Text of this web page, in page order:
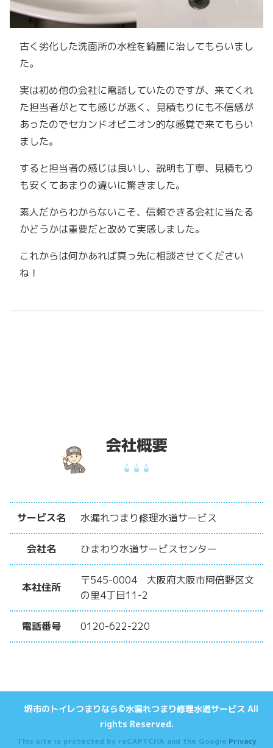
古く劣化した洗面所の水栓を綺麗に治してもらいまし
た。
実は初め他の会社に電話していたのですが、来てくれ
た担当者がとても感じが悪く、見積もりにも不信感が
あったのでセカンドオピニオン的な感覚で来てもらい
ました。
すると担当者の感じは良いし、説明も丁寧、見積もり
も安くてあまりの違いに驚きました。
素人だからわからないこそ、信頼できる会社に当たる
かどうかは重要だと改めて実感しました。
これからは何かあれば真っ先に相談させてください
ね！
サービス名 水漏れつまり修理水道サービス
会社名 ひまわり水道サービスセンター
本社住所
〒545-0004 大阪府大阪市阿倍野区文
の里4丁目11-2
電話番号 0120-622-220
堺市のトイレつまりなら©水漏れつまり修理水道サービス All
rights Reserved.
This site is protected by reCAPTCHA and the Google Privacy